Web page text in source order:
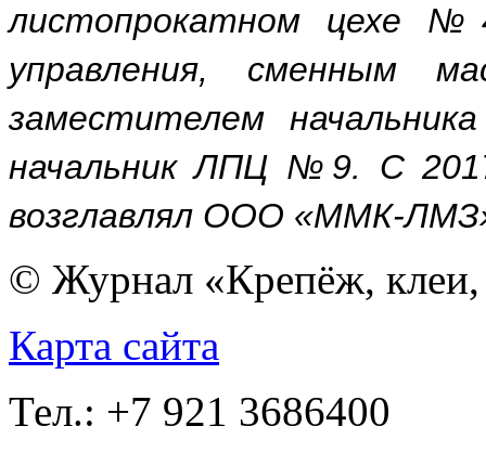
листопрокатном цехе
управления, сменным
заместителем
начальник ЛПЦ №9. С
возглавлял ООО «ММК-
© Журнал «Крепёж, клеи,
Карта сайта
Тел.: +7 921 3686400